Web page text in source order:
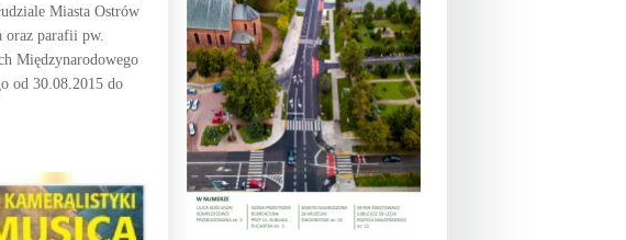
Miasta Ostrów
oraz parafii pw.
Międzynarodowego
od 30.08.2015 do